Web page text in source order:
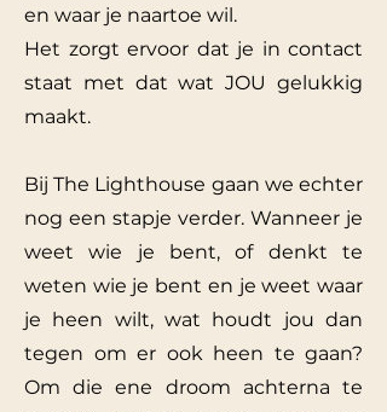
en waar je naartoe wil.
Het zorgt ervoor dat je in contact
staat met dat wat JOU gelukkig
maakt.
Bij The Lighthouse gaan we echter
nog een stapje verder. Wanneer je
weet wie je bent, of denkt te
weten wie je bent en je weet waar
je heen wilt, wat houdt jou dan
tegen om er ook heen te gaan?
Om die ene droom achterna te